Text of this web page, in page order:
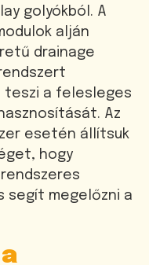
golyókból. A
alján
drainage
teszi a felesleges
Az
esetén állítsuk
hogy
segít megelőzni a